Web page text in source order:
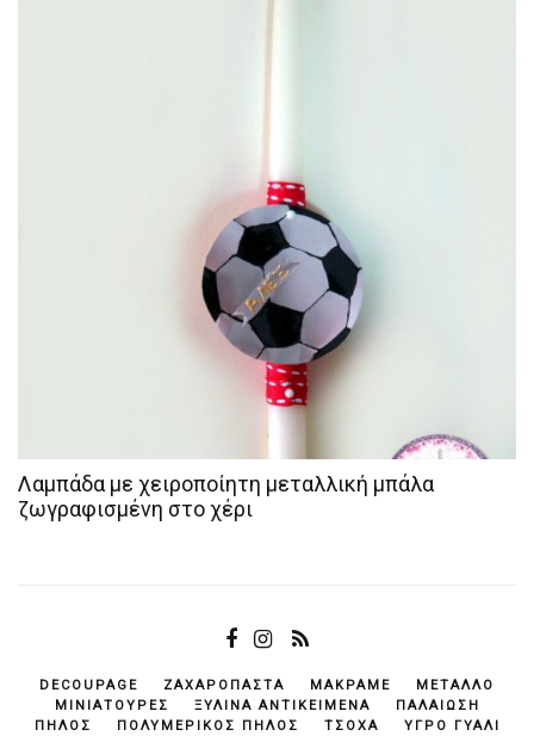
Λαμπάδα με χειροποίητη μεταλλική μπάλα
ζωγραφισμένη στο χέρι
DECOUPAGE ΖΑΧΑΡΌΠΑΣΤΑ ΜΑΚΡΑΜΈ
ΜΈΤΑΛΛΟ
ΜΙΝΙΑΤΟΎΡΕΣ
ΞΎΛΙΝΑ ΑΝΤΙΚΕΊΜΕΝΆ
ΠΑΛΑΊΩΣΗ
ΠΗΛΌΣ
ΠΟΛΥΜΕΡΙΚΌΣ ΠΗΛΌΣ ΤΣΌΧΑ ΥΓΡΌ ΓΥΑΛΊ